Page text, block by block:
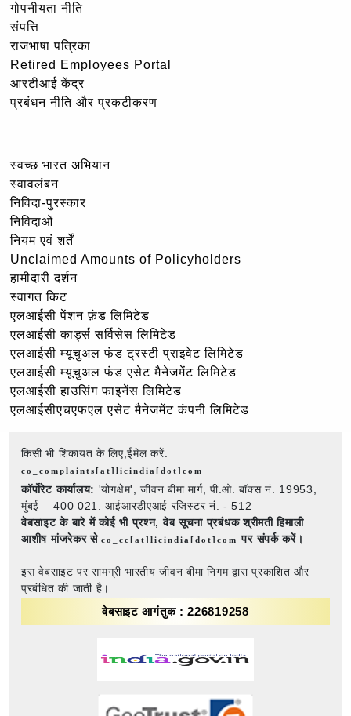
गोपनीयता नीति
संपत्ति
राजभाषा पत्रिका
Retired Employees Portal
आरटीआई केंद्र
प्रबंधन नीति और प्रकटीकरण
स्वच्छ भारत अभियान
स्वावलंबन
निविदा-पुरस्कार
निविदाओं
नियम एवं शर्तें
Unclaimed Amounts of Policyholders
हामीदारी दर्शन
स्वागत किट
एलआईसी पेंशन फ़ंड लिमिटेड
एलआईसी कार्ड्स सर्विसेस लिमिटेड
एलआईसी म्यूचुअल फंड ट्रस्टी प्राइवेट लिमिटेड
एलआईसी म्यूचुअल फंड एसेट मैनेजमेंट लिमिटेड
एलआईसी हाउसिंग फाइनेंस लिमिटेड
एलआईसीएचएफएल एसेट मैनेजमेंट कंपनी लिमिटेड
किसी भी शिकायत के लिए,ईमेल करें:
co_complaints[at]licindia[dot]com
कॉर्पोरेट कार्यालय: 'योगक्षेम', जीवन बीमा मार्ग, पी.ओ. बॉक्स नं. 19953,
मुंबई – 400 021. आईआरडीएआई रजिस्टर नं. - 512
वेबसाइट के बारे में कोई भी प्रश्न, वेब सूचना प्रबंधक श्रीमती हिमाली
आशीष मांजरेकर सेco_cc[at]licindia[dot]comपर संपर्क करें।
इस वेबसाइट पर सामग्री भारतीय जीवन बीमा निगम द्वारा प्रकाशित और
प्रबंधित की जाती है।
वेबसाइट आगंतुक : 226819258